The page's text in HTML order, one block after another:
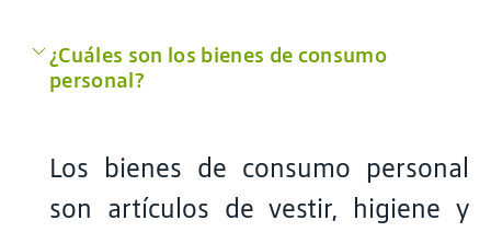
¿Cuáles son los bienes de consumo
personal?
Los bienes de consumo personal
son artículos de vestir, higiene y